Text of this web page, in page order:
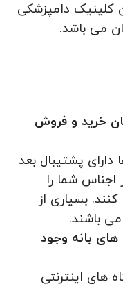
کلینیک دامپزشکی
می باشد.
خرید و فروش
دارای پشتیبال بعد
اجناس شما را
بسیاری از
باشند.
بانه وجود
های اینترنتی